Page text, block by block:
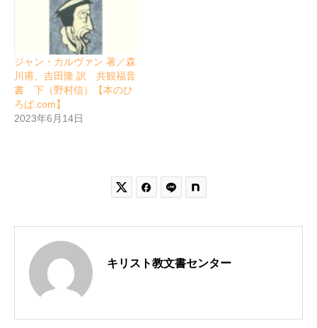
ジャン・カルヴァン 著／森
川甫、吉田隆 訳 共観福音
書 下（野村信）【本のひ
ろば.com】
2023年6月14日
 
キリスト教文書センター